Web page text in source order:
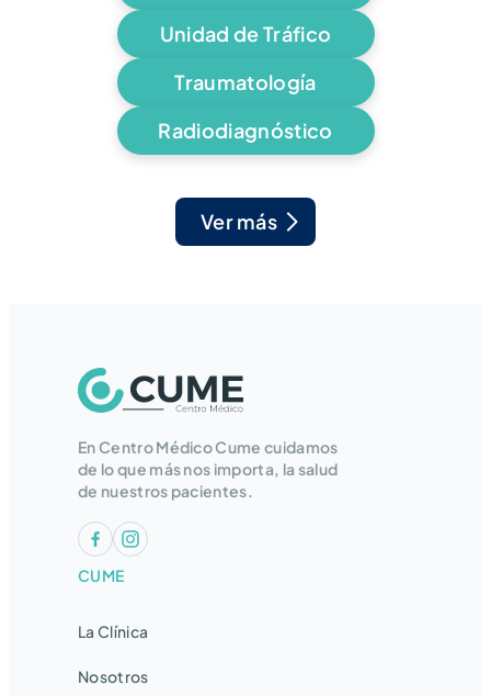
Unidad de Tráfico
Traumatología
Radiodiagnóstico
Ver más
En Centro Médico Cume cuidamos
de lo que más nos importa, la salud
de nuestros pacientes.
CUME
La Clínica
Nosotros